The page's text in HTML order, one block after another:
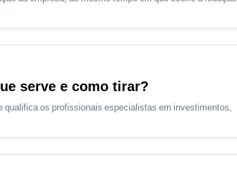
serve e como tirar?
os profissionais especialistas em investimentos,